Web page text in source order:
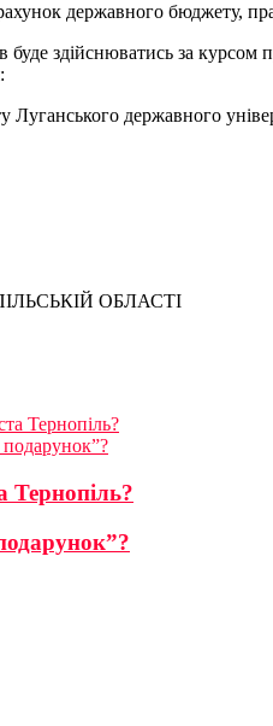
державного бюджету,
здійснюватись за курсом
державного
ОБЛАСТІ
Тернопіль?
Тернопіль?